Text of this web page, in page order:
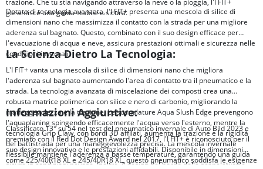
trazione. Che tu stia navigando attraverso la neve o la pioggia, l'I FIT+
garantisce una guida stabile e sicura.
Dotato di tecnologia avanzata, l'I FIT+ presenta una mescola di silice di
dimensioni nano che massimizza il contatto con la strada per una migliore
aderenza sul bagnato. Questo, combinato con il suo design efficace per
l'evacuazione di acqua e neve, assicura prestazioni ottimali e sicurezza nelle
condizioni invernali.
La Scienza Dietro La Tecnologia:
L'I FIT+ vanta una mescola di silice di dimensioni nano che migliora
l'aderenza sul bagnato aumentando l'area di contatto tra il pneumatico e la
strada. La tecnologia avanzata di miscelazione dei composti crea una
robusta matrice polimerica con silice e nero di carbonio, migliorando la
maneggevolezza e la trazione. Le scanalature Aqua Slush Edge prevengono
l'aquaplaning spingendo efficacemente l'acqua verso l'esterno, mentre la
tecnologia Grip Claw, con bordi 3D affilati, aumenta la trazione e la rigidità
del battistrada per una maneggevolezza precisa. La mescola invernale
flessibile mantiene l'aderenza a basse temperature, garantendo una guida
sicura in condizioni nevose. Inoltre, il design del bordo della scanalatura e
Informazioni Aggiuntive:
Classificato 13° su 54 nel test del pneumatico invernale di Auto Bild 2023 e
premiato con il Red Dot Design Award nel 2017, l'I FIT+ è riconosciuto per il
suo design innovativo e le prestazioni affidabili. Disponibile in dimensioni
come 225/40R18 XL e 245/40R18 XL, questo pneumatico soddisfa le esigenze